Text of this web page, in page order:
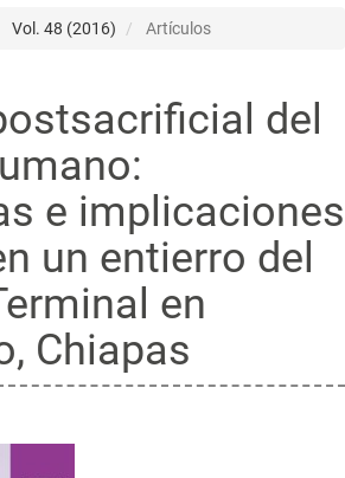
Vol. 48 (2016) Artículos
del
e implicaciones
un entierro del
en
Chiapas